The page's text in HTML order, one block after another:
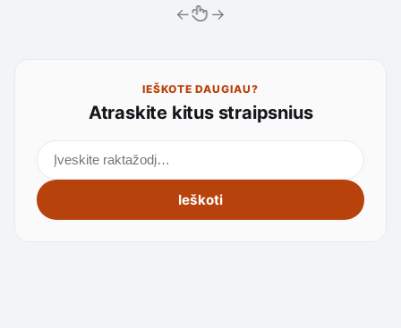
← →
IEŠKOTE DAUGIAU?
Atraskite kitus straipsnius
Ieškoti